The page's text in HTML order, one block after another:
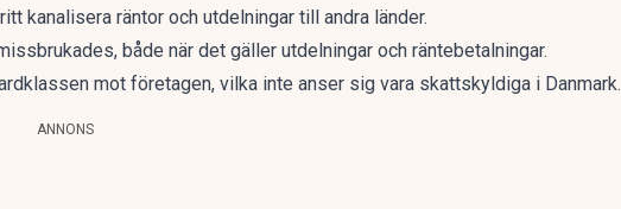
kanalisera räntor och utdelningar till andra länder.
både när det gäller utdelningar och räntebetalningar.
mot företagen, vilka inte anser sig vara skattskyldiga i Danmark.
ANNONS